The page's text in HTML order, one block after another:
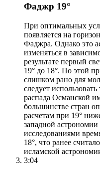
Фаджр 19°
При оптимальных
появляется на
Фаджра. Однако это
изменяться в
результате первый
19° до 18°. По этой
слишком рано для
следует
распада Османской
большинстве стран
расчетам при 19°
западной
исследованиями
18°, что ранее
исламской
3:04